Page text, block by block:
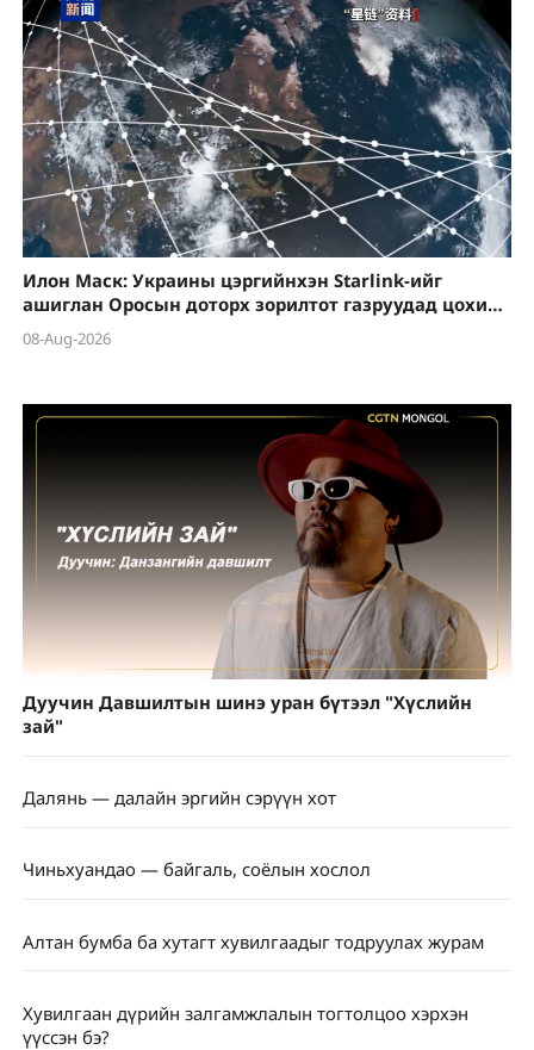
Илон Маск: Украины цэргийнхэн Starlink-ийг
ашиглан Оросын доторх зорилтот газруудад цохилт
өгөхийг зөвшөөрөхгүй
08-Aug-2026
Дуучин Давшилтын шинэ уран бүтээл "Хүслийн
зай"
Далянь — далайн эргийн сэрүүн хот
Чиньхуандао — байгаль, соёлын хослол
Алтан бумба ба хутагт хувилгаадыг тодруулах журам
Хувилгаан дүрийн залгамжлалын тогтолцоо хэрхэн
үүссэн бэ?